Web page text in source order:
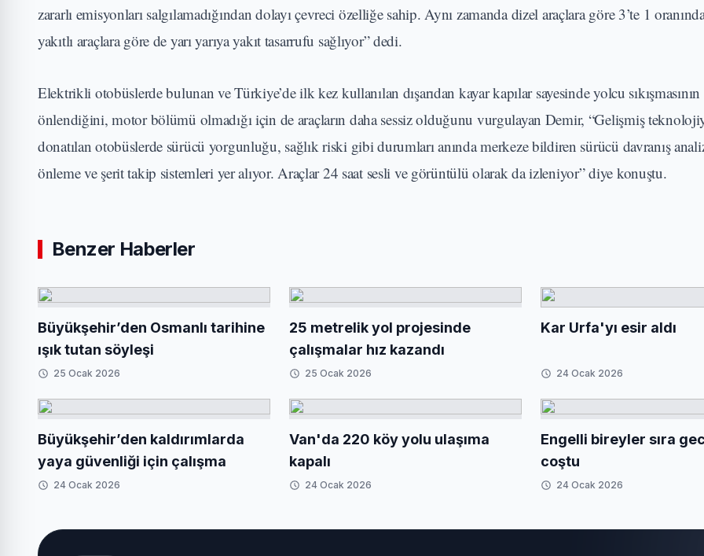
zararlı emisyonları salgılamadığından dolayı çevreci özelliğe sahip. Aynı zamanda dizel araçlara göre 3’te 1
yakıtlı araçlara göre de yarı yarıya yakıt tasarrufu sağlıyor” dedi.
Elektrikli otobüslerde bulunan ve Türkiye’de ilk kez kullanılan dışarıdan kayar kapılar sayesinde yolcu sıkışmasının
önlendiğini, motor bölümü olmadığı için de araçların daha sessiz olduğunu vurgulayan Demir, “Gelişmiş
donatılan otobüslerde sürücü yorgunluğu, sağlık riski gibi durumları anında merkeze bildiren sürücü davranış
önleme ve şerit takip sistemleri yer alıyor. Araçlar 24 saat sesli ve görüntülü olarak da izleniyor” diye konuştu.
Benzer Haberler
Büyükşehir’den Osmanlı tarihine
ışık tutan söyleşi
25 Ocak 2026
25 metrelik yol projesinde
çalışmalar hız kazandı
25 Ocak 2026
Kar Urfa'yı esir aldı
24 Ocak 2026
Büyükşehir’den kaldırımlarda
yaya güvenliği için çalışma
24 Ocak 2026
Van'da 220 köy yolu ulaşıma
kapalı
24 Ocak 2026
Engelli bireyler sıra
coştu
24 Ocak 2026